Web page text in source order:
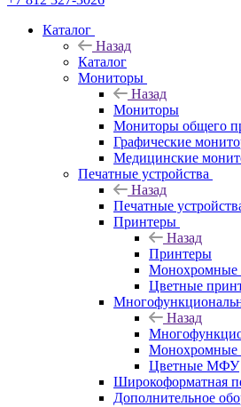
Каталог
Назад
Каталог
Мониторы
Назад
Мониторы
Мониторы общего
Графические
Медицинские
Печатные устройства
Назад
Печатные
Принтеры
Назад
Принтеры
Моноxромныe
Цвeтныe
Назад
Цветные МФУ
Широкоформатная
Дополнительное